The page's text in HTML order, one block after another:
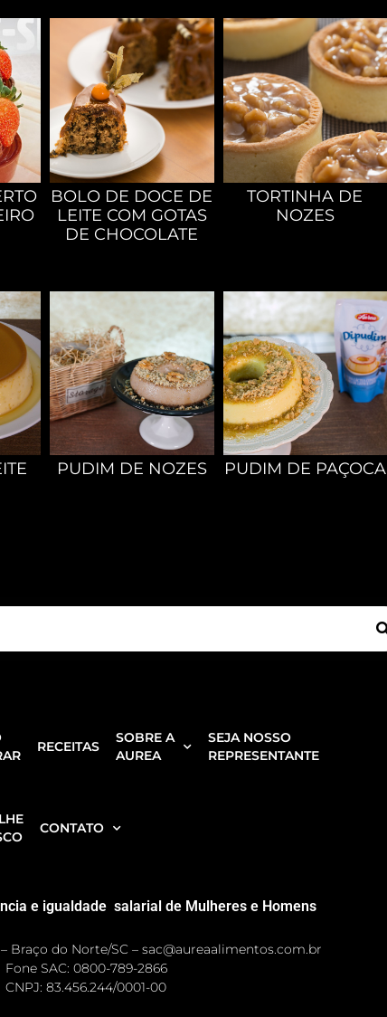
BOLO DE DOCE DE
LEITE COM GOTAS
DE CHOCOLATE
TORTINHA DE
NOZES
PUDIM DE NOZES PUDIM DE PAÇOCA
RECEITAS
SOBRE A
AUREA
SEJA NOSSO
REPRESENTANTE
CONTATO
– Braço do Norte/SC – sac@aureaalimentos.com.br
Fone SAC: 0800-789-2866
CNPJ: 83.456.244/0001-00 ​
e igualdade salarial de Mulheres e Homens